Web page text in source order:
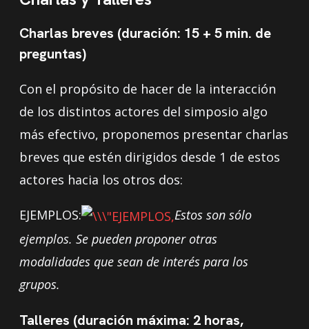
Charlas breves (duración: 15 + 5 min. de
preguntas)
Con el propósito de hacer de la interacción
de los distintos actores del simposio algo
más efectivo, proponemos presentar charlas
breves que estén dirigidos desde 1 de estos
actores hacia los otros dos:
EJEMPLOS:
Estos son sólo
ejemplos. Se pueden proponer otras
modalidades que sean de interés para los
grupos.
Talleres (duración máxima: 2 horas,